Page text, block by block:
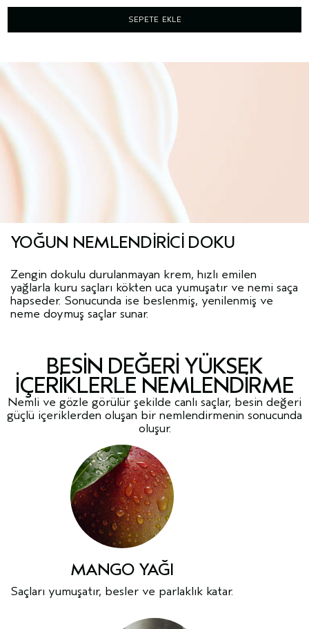
SEPETE EKLE
YOĞUN NEMLENDIRICI DOKU
Zengin dokulu durulanmayan krem, hızlı emilen
yağlarla kuru saçları kökten uca yumuşatır ve nemi saça
hapseder. Sonucunda ise beslenmiş, yenilenmiş ve
neme doymuş saçlar sunar.
BESIN DEĞERI YÜKSEK
IÇERIKLERLE NEMLENDIRME
Nemli ve gözle görülür şekilde canlı saçlar, besin değeri
güçlü içeriklerden oluşan bir nemlendirmenin sonucunda
oluşur.
MANGO YAĞI
Saçları yumuşatır, besler ve parlaklık katar.